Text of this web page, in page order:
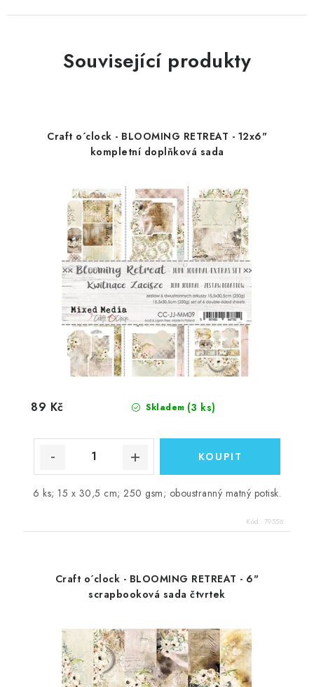
Související produkty
Craft o´clock - BLOOMING RETREAT - 12x6"
kompletní doplňková sada
Skladem (3 ks)
89 Kč
6 ks; 15 x 30,5 cm; 250 gsm; oboustranný matný potisk.
Kód: 79556
Craft o´clock - BLOOMING RETREAT - 6"
scrapbooková sada čtvrtek